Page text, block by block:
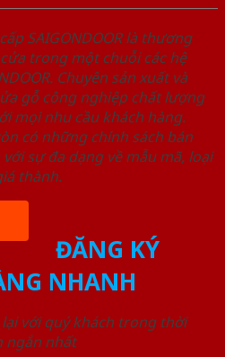
SAIGONDOOR là thương
trong một chuỗi các hệ
Chuyên sản xuất và
gỗ công nghiệp chất lượng
mọi nhu cầu khách hàng.
có những chính sách bán
sự đa dạng về mẫu mã, loại
thành.
ĐĂNG KÝ
NHANH
với quý khách trong thời
ngắn nhất